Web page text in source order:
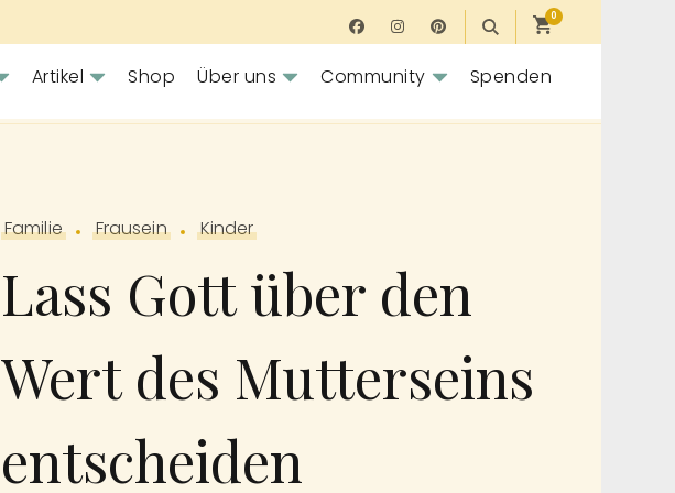
0
Artikel Shop Über uns Community Spenden
Familie Frausein Kinder
Lass Gott über den
Wert des Mutterseins
entscheiden